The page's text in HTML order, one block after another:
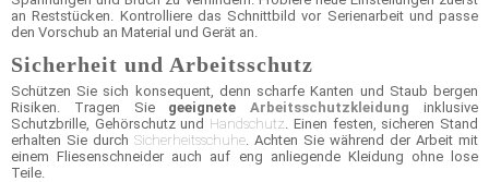
an Reststücken. Kontrolliere das Schnittbild vor Serienarbeit und passe
den Vorschub an Material und Gerät an.
Sicherheit und Arbeitsschutz
Schützen Sie sich konsequent, denn scharfe Kanten und Staub bergen
Risiken. Tragen Sie geeigneteArbeitsschutzkleidung inklusive
Schutzbrille, Gehörschutz und Handschutz . Einen festen, sicheren Stand
erhalten Sie durch Sicherheitsschuhe . Achten Sie während der Arbeit mit
einem Fliesenschneider auch auf eng anliegende Kleidung ohne lose
Teile.